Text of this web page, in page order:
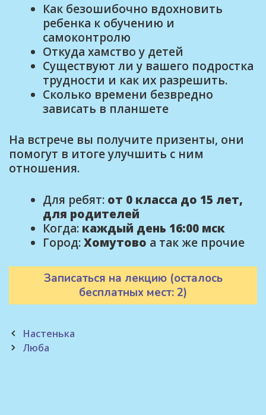
Как безошибочно вдохновить
ребенка к обучению и
самоконтролю
Откуда хамство у детей
Существуют ли у вашего подростка
трудности и как их разрешить.
Сколько времени безвредно
зависать в планшете
На встрече вы получите призенты, они
помогут в итоге улучшить с ним
отношения.
Для ребят: от 0 класса до 15 лет,
для родителей
Когда: каждый день 16:00 мск
Город:Хомутово а так же прочие
Записаться на лекцию (осталось
бесплатных мест: 2)
Post
navigation
Настенька
Люба